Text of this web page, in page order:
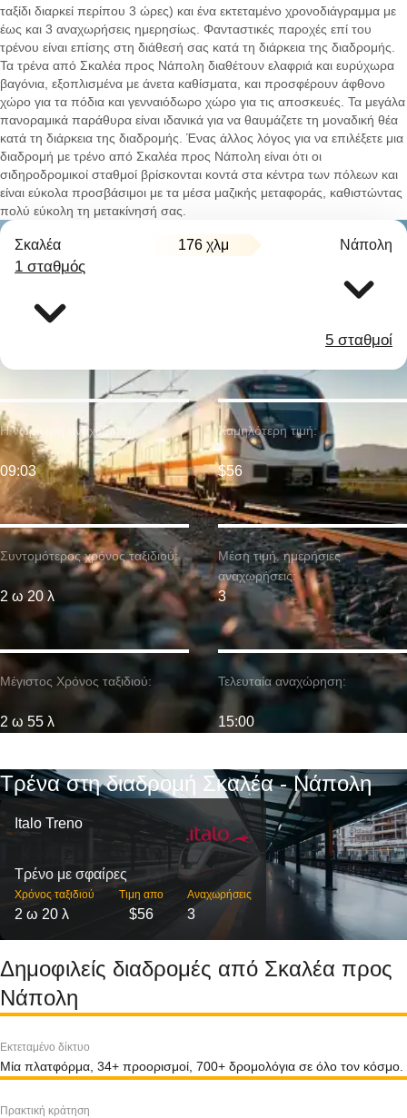
ταξίδι διαρκεί περίπου 3 ώρες) και ένα εκτεταμένο χρονοδιάγραμμα με
έως και 3 αναχωρήσεις ημερησίως. Φανταστικές παροχές επί του
τρένου είναι επίσης στη διάθεσή σας κατά τη διάρκεια της διαδρομής.
Τα τρένα από Σκαλέα προς Νάπολη διαθέτουν ελαφριά και ευρύχωρα
βαγόνια, εξοπλισμένα με άνετα καθίσματα, και προσφέρουν άφθονο
χώρο για τα πόδια και γενναιόδωρο χώρο για τις αποσκευές. Τα μεγάλα
πανοραμικά παράθυρα είναι ιδανικά για να θαυμάζετε τη μοναδική θέα
κατά τη διάρκεια της διαδρομής. Ένας άλλος λόγος για να επιλέξετε μια
διαδρομή με τρένο από Σκαλέα προς Νάπολη είναι ότι οι
σιδηροδρομικοί σταθμοί βρίσκονται κοντά στα κέντρα των πόλεων και
είναι εύκολα προσβάσιμοι με τα μέσα μαζικής μεταφοράς, καθιστώντας
πολύ εύκολη τη μετακίνησή σας.
Σκαλέα 176 χλμ Νάπολη
1 σταθμός
5 σταθμοί
Συντομότερος χρόνος ταξιδιού:
2 ω 20 λ
Η νωρίτερη αναχώρηση:
09:03
Μέγιστος Χρόνος ταξιδιού:
2 ω 55 λ
Χαμηλότερη τιμή:
$56
Μέση τιμή. ημερήσιες
αναχωρήσεις:
3
Τελευταία αναχώρηση:
15:00
Τρένα στη διαδρομή Σκαλέα - Νάπολη
Italo Treno
Τρένο με σφαίρες
Χρόνος ταξιδιού
2 ω 20 λ
Τιμη απο
$56
Αναχωρήσεις
3
Δημοφιλείς διαδρομές από Σκαλέα προς
Νάπολη
Εκτεταμένο δίκτυο
Μία πλατφόρμα, 34+ προορισμοί, 700+ δρομολόγια σε όλο τον κόσμο.
Πρακτική κράτηση